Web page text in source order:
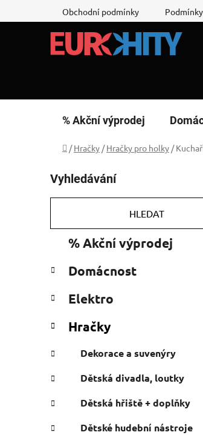
na
Obchodní podmínky
% Akční výprodej
Domů
/ Hračky / Hračky pro holky /
o
s
r
n
í
a
e
l
Vyhledávání
HLEDAT
kategorie
e
o
i
% Akční výprodej
Domácnost
Elektro
Hračky
Dekorace a suvenýry
Dětská divadla, loutky
Dětská hřiště + doplňky
Dětské hudební nástroje